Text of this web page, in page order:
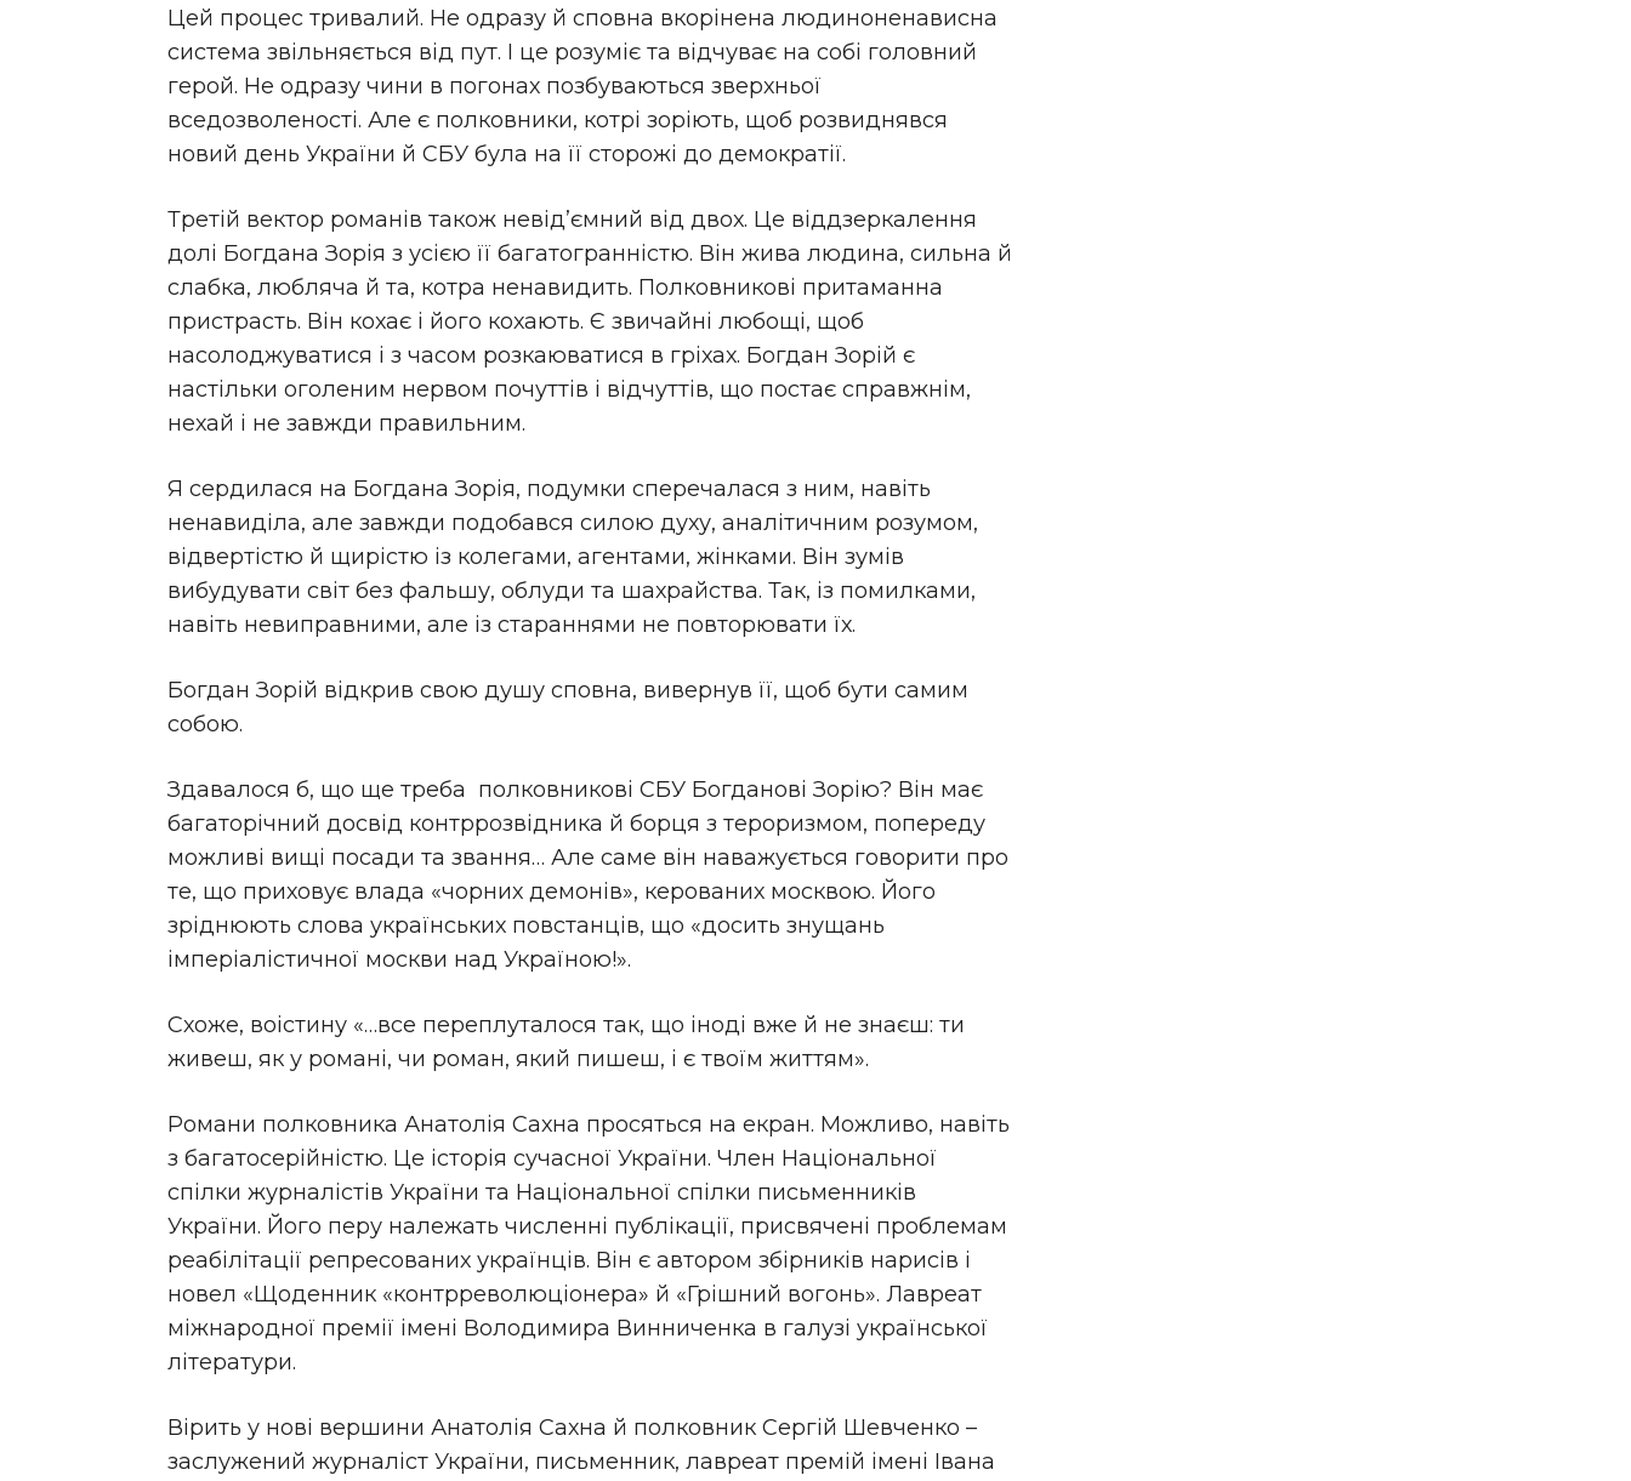
Цей процес тривалий. Не одразу й сповна вкорінена людиноненависна
система звільняється від пут. І це розуміє та відчуває на собі головний
герой. Не одразу чини в погонах позбуваються зверхньої
вседозволеності. Але є полковники, котрі зоріють, щоб розвиднявся
новий день України й СБУ була на її сторожі до демократії.
Третій вектор романів також не­від’єм­ний від двох. Це віддзеркалення
долі Богдана Зорія з усією її багатогранністю. Він жива людина, сильна й
слабка, любляча й та, котра ненавидить. Полковникові притаманна
пристрасть. Він кохає і його кохають. Є звичайні любощі, щоб
насолоджуватися і з часом розкаюватися в гріхах. Богдан Зорій є
настільки оголеним нервом почуттів і відчуттів, що постає справжнім,
нехай і не завжди правильним.
Я сердилася на Богдана Зорія, подумки сперечалася з ним, навіть
ненавиділа, але завжди подобався силою духу, аналітичним розумом,
відвертістю й щирістю із колегами, агентами, жінками. Він зумів
вибудувати світ без фальшу, облуди та шахрайства. Так, із помилками,
навіть невиправними, але із стараннями не повторювати їх.
Богдан Зорій відкрив свою душу сповна, вивернув її, щоб бути самим
собою.
Здавалося б, що ще треба полковникові СБУ Богданові Зорію? Він має
багаторічний досвід контррозвідника й борця з тероризмом, попереду
можливі вищі посади та звання… Але саме він наважується говорити про
те, що приховує влада «чорних демонів», керованих москвою. Його
зріднюють слова українських повстанців, що «досить знущань
імперіалістичної москви над Україною!».
Схоже, воістину «…все переплуталося так, що іноді вже й не знаєш: ти
живеш, як у романі, чи роман, який пишеш, і є твоїм життям».
Романи полковника Анатолія Сахна просяться на екран. Можливо, навіть
з багатосерійністю. Це історія сучасної України. Член Національної
спілки журналістів України та Національної спілки письменників
України. Його перу належать численні публікації, присвячені проблемам
реабілітації репресованих українців. Він є автором збірників нарисів і
новел «Щоденник «контрреволюціонера» й «Грішний вогонь». Лавреат
міжнародної премії імені Володимира Винниченка в галузі української
літератури.
Вірить у нові вершини Анатолія Сахна й полковник Сергій Шевченко –
заслужений журналіст України, письменник, лавреат премій імені Івана